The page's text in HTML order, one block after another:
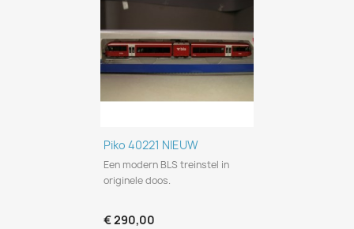
Piko 40221 NIEUW
Een modern BLS treinstel in
originele doos.
€ 290,00